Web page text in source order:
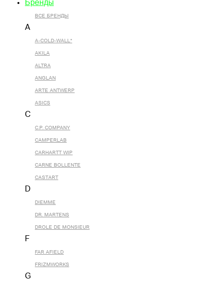
Бренды
ВСЕ БРЕНДЫ
A
A-COLD-WALL*
AKILA
ALTRA
ANGLAN
ARTE ANTWERP
ASICS
C
C.P. COMPANY
CAMPERLAB
CARHARTT WIP
CARNE BOLLENTE
CASTART
D
DIEMME
DR. MARTENS
DROLE DE MONSIEUR
F
FAR AFIELD
FRIZMWORKS
G